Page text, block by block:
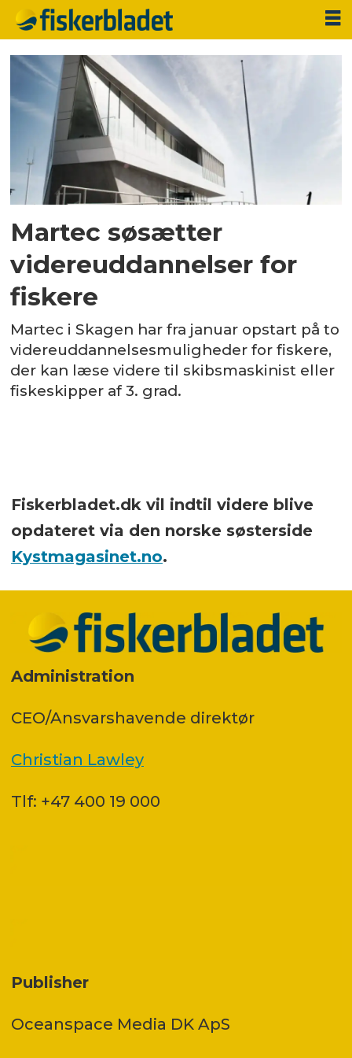
Tag:
skibsmaskinist
Martec søsætter
videreuddannelser for
fiskere
Martec i Skagen har fra januar opstart på to
videreuddannelsesmuligheder for fiskere,
der kan læse videre til skibsmaskinist eller
fiskeskipper af 3. grad.
Fiskerbladet.dk vil indtil videre blive
opdateret via den norske søsterside
Kystmagasinet.no.
Administration
CEO/Ansvarshavende direktør
Christian Lawley
Tlf: +47 400 19 000
Publisher
Oceanspace Media DK ApS